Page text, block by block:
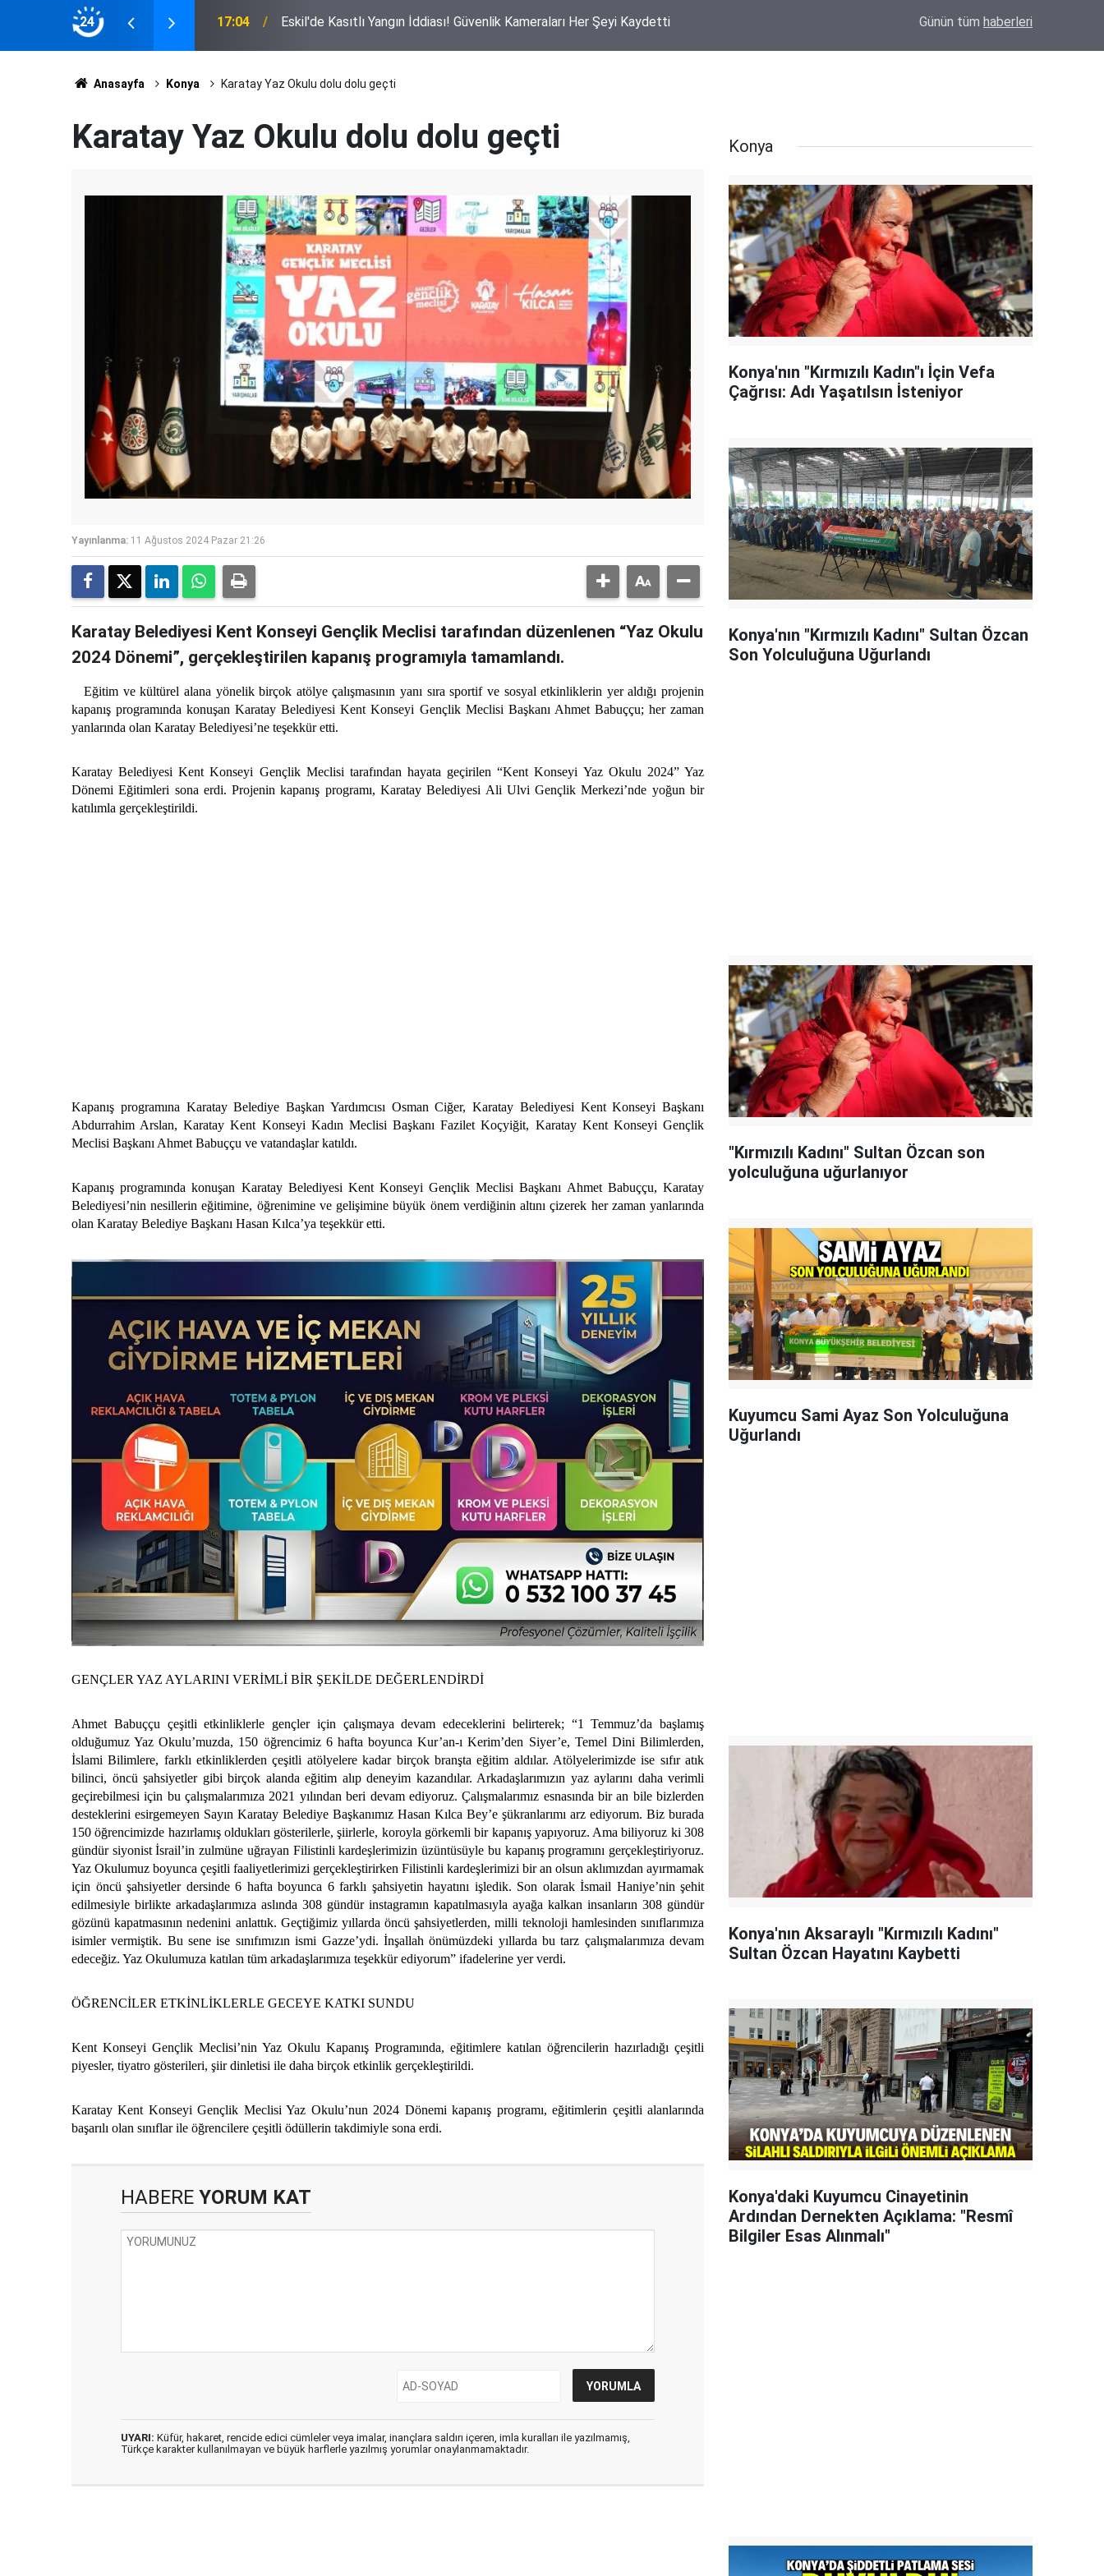
24
Latif Ağır'a Plaket 17:04 Eskil'de Kasıtlı Yangın İddiası! Güvenlik Kameraları Her Şeyi Kaydetti Günün tüm haberleri
Anasayfa Konya Karatay Yaz Okulu dolu dolu geçti
Karatay Yaz Okulu dolu dolu geçti
Yayınlanma: 11 Ağustos 2024 Pazar 21:26
Karatay Belediyesi Kent Konseyi Gençlik Meclisi tarafından düzenlenen “Yaz Okulu
2024 Dönemi”, gerçekleştirilen kapanış programıyla tamamlandı.
Eğitim ve kültürel alana yönelik birçok atölye çalışmasının yanı sıra sportif ve sosyal etkinliklerin yer aldığı projenin
kapanış programında konuşan Karatay Belediyesi Kent Konseyi Gençlik Meclisi Başkanı Ahmet Babuççu; her zaman
yanlarında olan Karatay Belediyesi’ne teşekkür etti.
Karatay Belediyesi Kent Konseyi Gençlik Meclisi tarafından hayata geçirilen “Kent Konseyi Yaz Okulu 2024” Yaz
Dönemi Eğitimleri sona erdi. Projenin kapanış programı, Karatay Belediyesi Ali Ulvi Gençlik Merkezi’nde yoğun bir
katılımla gerçekleştirildi.
Kapanış programına Karatay Belediye Başkan Yardımcısı Osman Ciğer, Karatay Belediyesi Kent Konseyi Başkanı
Abdurrahim Arslan, Karatay Kent Konseyi Kadın Meclisi Başkanı Fazilet Koçyiğit, Karatay Kent Konseyi Gençlik
Meclisi Başkanı Ahmet Babuççu ve vatandaşlar katıldı.
Kapanış programında konuşan Karatay Belediyesi Kent Konseyi Gençlik Meclisi Başkanı Ahmet Babuççu, Karatay
Belediyesi’nin nesillerin eğitimine, öğrenimine ve gelişimine büyük önem verdiğinin altını çizerek her zaman yanlarında
olan Karatay Belediye Başkanı Hasan Kılca’ya teşekkür etti.
GENÇLER YAZ AYLARINI VERİMLİ BİR ŞEKİLDE DEĞERLENDİRDİ
Ahmet Babuççu çeşitli etkinliklerle gençler için çalışmaya devam edeceklerini belirterek; “1 Temmuz’da başlamış
olduğumuz Yaz Okulu’muzda, 150 öğrencimiz 6 hafta boyunca Kur’an-ı Kerim’den Siyer’e, Temel Dini Bilimlerden,
İslami Bilimlere, farklı etkinliklerden çeşitli atölyelere kadar birçok branşta eğitim aldılar. Atölyelerimizde ise sıfır atık
bilinci, öncü şahsiyetler gibi birçok alanda eğitim alıp deneyim kazandılar. Arkadaşlarımızın yaz aylarını daha verimli
geçirebilmesi için bu çalışmalarımıza 2021 yılından beri devam ediyoruz. Çalışmalarımız esnasında bir an bile bizlerden
desteklerini esirgemeyen Sayın Karatay Belediye Başkanımız Hasan Kılca Bey’e şükranlarımı arz ediyorum. Biz burada
150 öğrencimizde hazırlamış oldukları gösterilerle, şiirlerle, koroyla görkemli bir kapanış yapıyoruz. Ama biliyoruz ki 308
gündür siyonist İsrail’in zulmüne uğrayan Filistinli kardeşlerimizin üzüntüsüyle bu kapanış programını gerçekleştiriyoruz.
Yaz Okulumuz boyunca çeşitli faaliyetlerimizi gerçekleştirirken Filistinli kardeşlerimizi bir an olsun aklımızdan ayırmamak
için öncü şahsiyetler dersinde 6 hafta boyunca 6 farklı şahsiyetin hayatını işledik. Son olarak İsmail Haniye’nin şehit
edilmesiyle birlikte arkadaşlarımıza aslında 308 gündür instagramın kapatılmasıyla ayağa kalkan insanların 308 gündür
gözünü kapatmasının nedenini anlattık. Geçtiğimiz yıllarda öncü şahsiyetlerden, milli teknoloji hamlesinden sınıflarımıza
isimler vermiştik. Bu sene ise sınıfımızın ismi Gazze’ydi. İnşallah önümüzdeki yıllarda bu tarz çalışmalarımıza devam
edeceğiz. Yaz Okulumuza katılan tüm arkadaşlarımıza teşekkür ediyorum” ifadelerine yer verdi.
ÖĞRENCİLER ETKİNLİKLERLE GECEYE KATKI SUNDU
Kent Konseyi Gençlik Meclisi’nin Yaz Okulu Kapanış Programında, eğitimlere katılan öğrencilerin hazırladığı çeşitli
piyesler, tiyatro gösterileri, şiir dinletisi ile daha birçok etkinlik gerçekleştirildi.
Karatay Kent Konseyi Gençlik Meclisi Yaz Okulu’nun 2024 Dönemi kapanış programı, eğitimlerin çeşitli alanlarında
başarılı olan sınıflar ile öğrencilere çeşitli ödüllerin takdimiyle sona erdi.
HABERE YORUM KAT
UYARI: Küfür, hakaret, rencide edici cümleler veya imalar, inançlara saldırı içeren, imla kuralları ile yazılmamış,
Türkçe karakter kullanılmayan ve büyük harflerle yazılmış yorumlar onaylanmamaktadır.
Konya
Konya'nın "Kırmızılı Kadın"ı İçin Vefa
Çağrısı: Adı Yaşatılsın İsteniyor
Konya'nın "Kırmızılı Kadını" Sultan Özcan
Son Yolculuğuna Uğurlandı
"Kırmızılı Kadını" Sultan Özcan son
yolculuğuna uğurlanıyor
Kuyumcu Sami Ayaz Son Yolculuğuna
Uğurlandı
Konya'nın Aksaraylı "Kırmızılı Kadını"
Sultan Özcan Hayatını Kaybetti
Konya'daki Kuyumcu Cinayetinin
Ardından Dernekten Açıklama: "Resmî
Bilgiler Esas Alınmalı"